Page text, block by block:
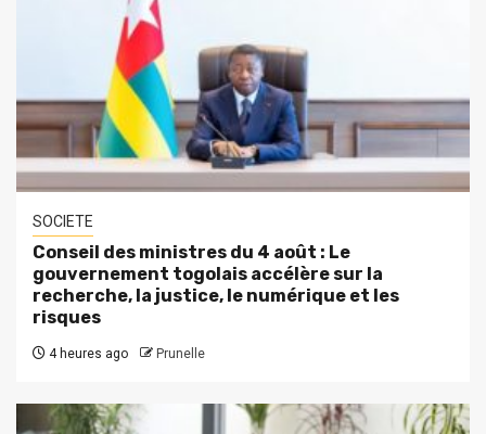
SOCIETE
Conseil des ministres du 4 août : Le
gouvernement togolais accélère sur la
recherche, la justice, le numérique et les
risques
4 heures ago Prunelle